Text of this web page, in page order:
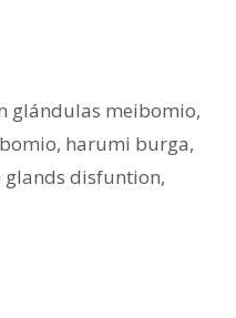
glándulas meibomio,
, harumi burga,
disfuntion,